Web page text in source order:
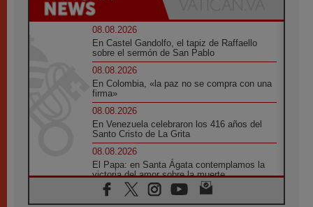
08.08.2026
En Castel Gandolfo, el tapiz de Raffaello
sobre el sermón de San Pablo
08.08.2026
En Colombia, «la paz no se compra con una
firma»
08.08.2026
En Venezuela celebraron los 416 años del
Santo Cristo de La Grita
08.08.2026
El Papa: en Santa Ágata contemplamos la
victoria del amor sobre la muerte
08.08.2026